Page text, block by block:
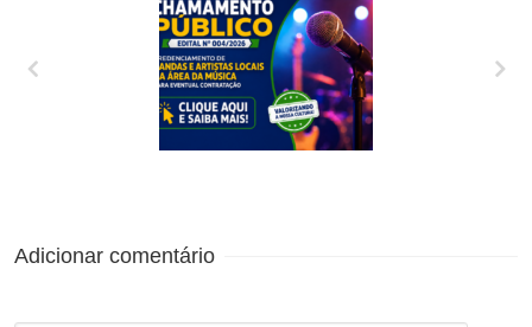
CREDENCIAMENTO
Adicionar comentário